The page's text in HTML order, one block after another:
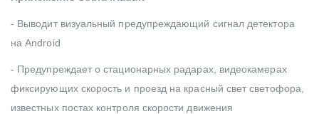
- Выводит визуальный предупреждающий сигнал детектора
на Android
- Предупреждает о стационарных радарах, видеокамерах
фиксирующих скорость и проезд на красный свет светофора,
известных постах контроля скорости движения